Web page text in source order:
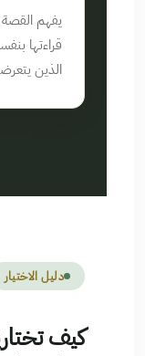
يفهم القصة
قراءتها
الذين
دليل الاختيار
كيف